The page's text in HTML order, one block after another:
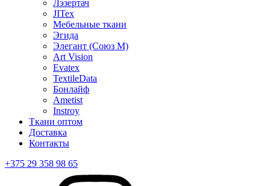
Лэзертач
JITex
Мебельные ткани
Эгида
Элегант (Союз М)
Art Vision
Evatex
TextileData
Бонлайф
Ametist
Instroy
Ткани оптом
Доставка
Контакты
+375 29 358 98 65